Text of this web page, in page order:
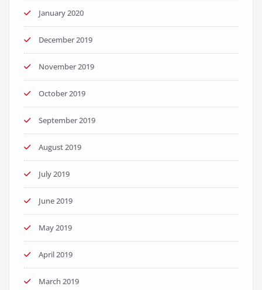
January 2020
December 2019
November 2019
October 2019
September 2019
August 2019
July 2019
June 2019
May 2019
April 2019
March 2019